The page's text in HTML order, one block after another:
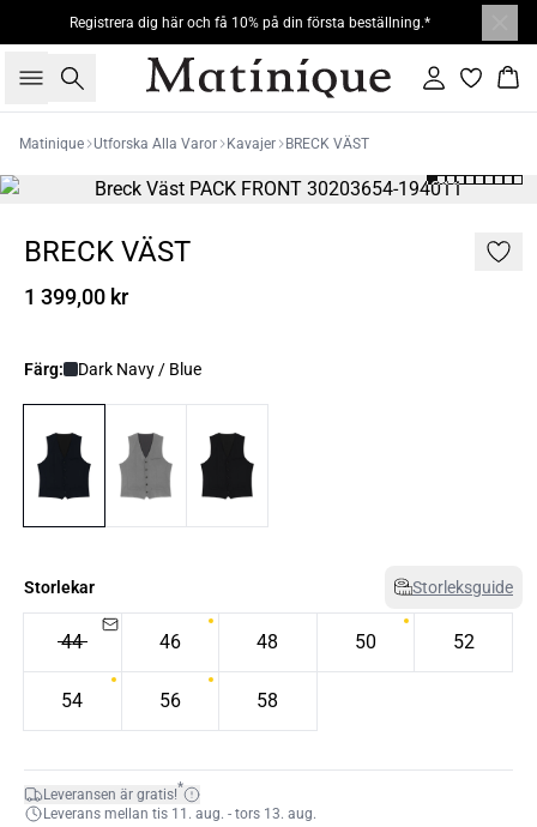
Registrera dig här och få 10% på din första beställning.*
Sök Logga in
Matinique Utforska Alla Varor Kavajer BRECK VÄST
BRECK VÄST
1 399,00 kr
Färg: Dark Navy / Blue
Storlekar Storleksguide
44 46 48 50 52
54 56 58
Leveransen är gratis!*
Leverans mellan tis 11. aug. - tors 13. aug.